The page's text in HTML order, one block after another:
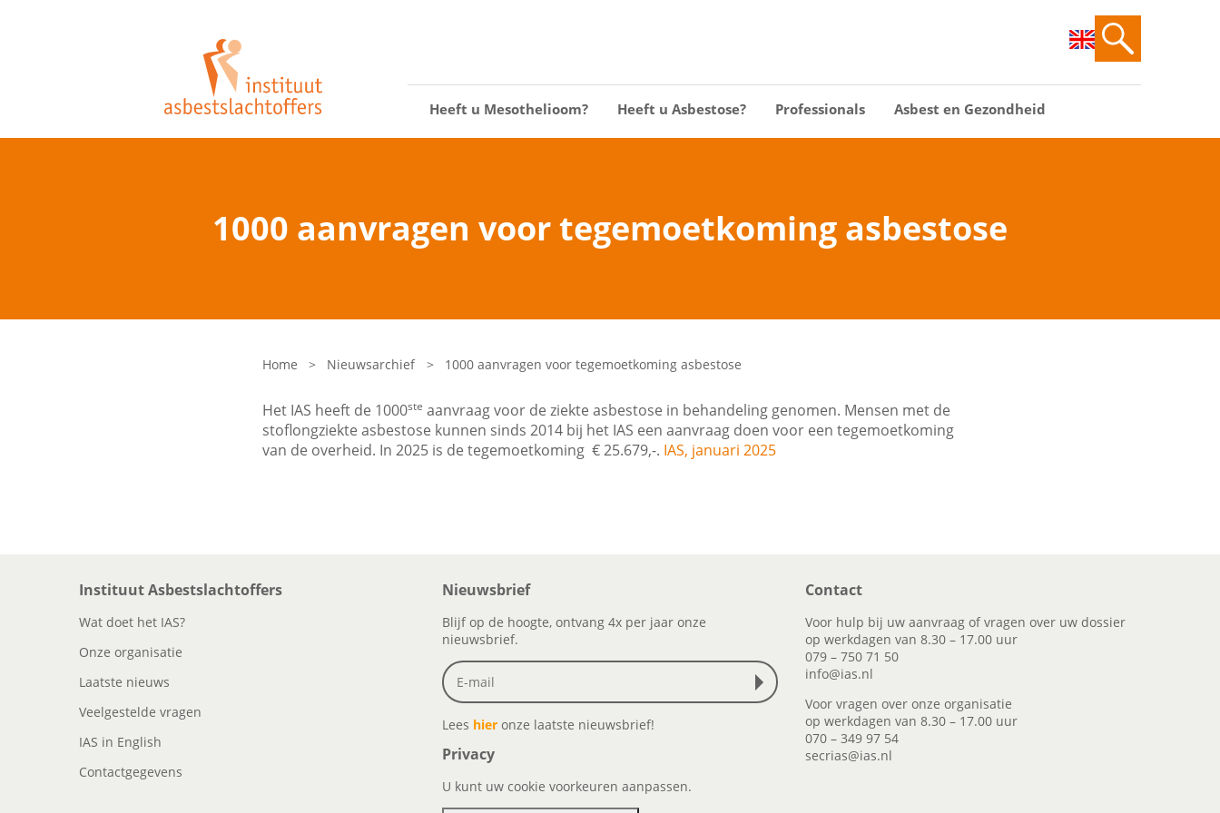
Heeft u Mesothelioom? Heeft u Asbestose? Professionals Asbest en Gezondheid
1000 aanvragen voor tegemoetkoming asbestose
Home > Nieuwsarchief > 1000 aanvragen voor tegemoetkoming asbestose
Het IAS heeft de 1000ste aanvraag voor de ziekte asbestose in behandeling genomen. Mensen met de
stoflongziekte asbestose kunnen sinds 2014 bij het IAS een aanvraag doen voor een tegemoetkoming
van de overheid. In 2025 is de tegemoetkoming € 25.679,-. IAS, januari 2025
Instituut Asbestslachtoffers
Wat doet het IAS?
Onze organisatie
Laatste nieuws
Veelgestelde vragen
IAS in English
Contactgegevens
Nieuwsbrief
Blijf op de hoogte, ontvang 4x per jaar onze
nieuwsbrief.
Lees hier onze laatste nieuwsbrief!
Privacy
U kunt uw cookie voorkeuren aanpassen.
Contact
Voor hulp bij uw aanvraag of vragen over uw dossier
op werkdagen van 8.30 – 17.00 uur
079 – 750 71 50
info@ias.nl
Voor vragen over onze organisatie
op werkdagen van 8.30 – 17.00 uur
070 – 349 97 54
secrias@ias.nl